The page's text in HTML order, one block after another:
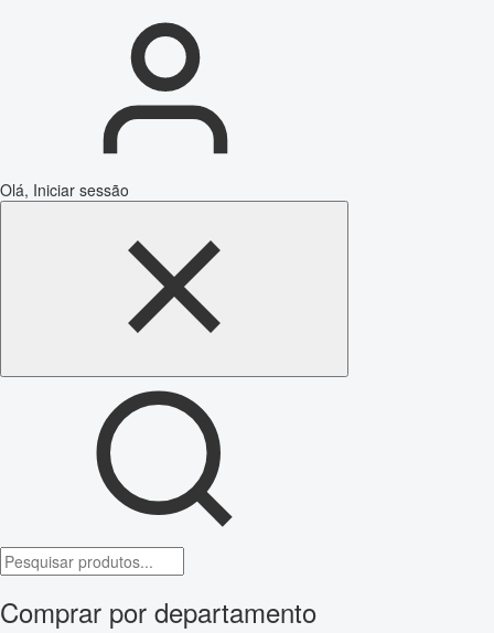
Olá, Iniciar sessão
Comprar por departamento